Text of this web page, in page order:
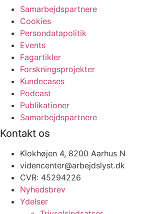
Samarbejdspartnere
Cookies
Persondatapolitik
Events
Fagartikler
Forskningsprojekter
Kundecases
Podcast
Publikationer
Samarbejdspartnere
Kontakt os
Klokhøjen 4, 8200 Aarhus N
videncenter@arbejdslyst.dk
CVR: 45294226
Nyhedsbrev
Ydelser